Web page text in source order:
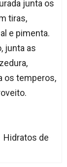
junta os
tiras,
e pimenta.
junta as
os temperos,
Hidratos de